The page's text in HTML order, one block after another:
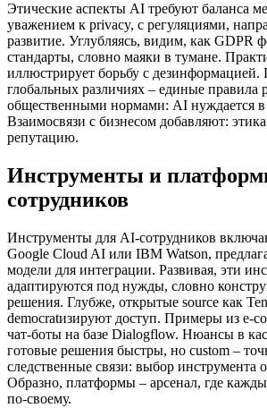
Этические аспекты AI требуют баланса
уважением к privacy, с регуляциями,
развитие. Углубляясь, видим, как GDPR
стандарты, словно маяки в тумане.
иллюстрирует борьбу с
глобальных различиях – единые правила
общественными нормами: AI нуждается в
Взаимосвязи с бизнесом добавляют:
репутацию.
Инструменты и
сотрудников
Инструменты для AI-сотрудников
Google Cloud AI или IBM Watson,
модели для интеграции. Развивая, эти
адаптируются под нужды, словно
решения. Глубже, открытые source как
democratизируют доступ. Примеры из e-
чат-боты на базе Dialogflow. Нюансы в
готовые решения быстры, но custom –
следственные связи: выбор инструмента
Образно, платформы – арсенал, где
по-своему.